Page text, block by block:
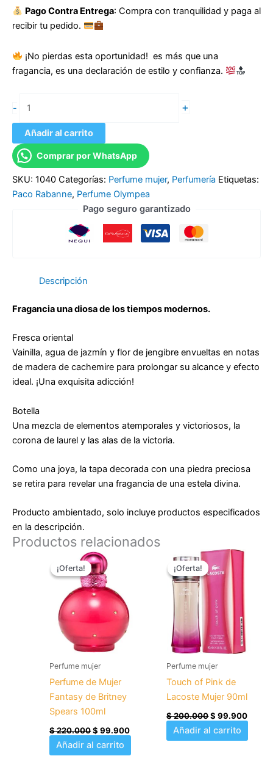
Pago Contra Entrega: Compra con tranquilidad y paga al
recibir tu pedido.
¡No pierdas esta oportunidad! es más que una
fragancia, es una declaración de estilo y confianza.
- +
Añadir al carrito
Comprar por WhatsApp
SKU: 1040 Categorías: Perfume mujer, Perfumería Etiquetas:
Paco Rabanne, Perfume Olympea
Pago seguro garantizado
Descripción
Fragancia una diosa de los tiempos modernos.
Fresca oriental
Vainilla, agua de jazmín y flor de jengibre envueltas en notas
de madera de cachemire para prolongar su alcance y efecto
ideal. ¡Una exquisita adicción!
Botella
Una mezcla de elementos atemporales y victoriosos, la
corona de laurel y las alas de la victoria.
Como una joya, la tapa decorada con una piedra preciosa
se retira para revelar una fragancia de una estela divina.
Producto ambientado, solo incluye productos especificados
en la descripción.
Productos relacionados
¡Oferta!
¡Oferta!
Perfume mujer
Perfume de Mujer
Fantasy de Britney
Spears 100ml
$220.000
El
precio
original
era:
$ 220.000.
$ 99.900
Añadir al carrito
¡Oferta!
¡Oferta!
Perfume mujer
Touch of Pink de
Lacoste Mujer 90ml
$200.000
El
precio
original
$ 99.900
Añadir al carrito